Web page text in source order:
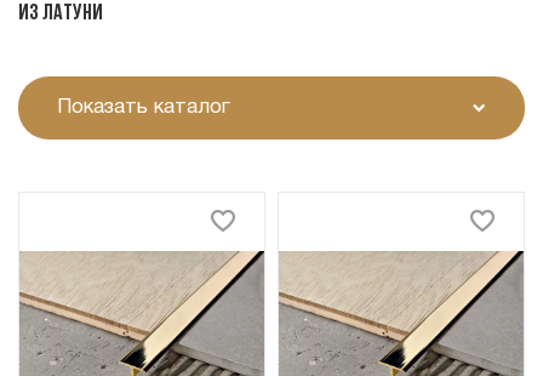
Из латуни
Показать каталог